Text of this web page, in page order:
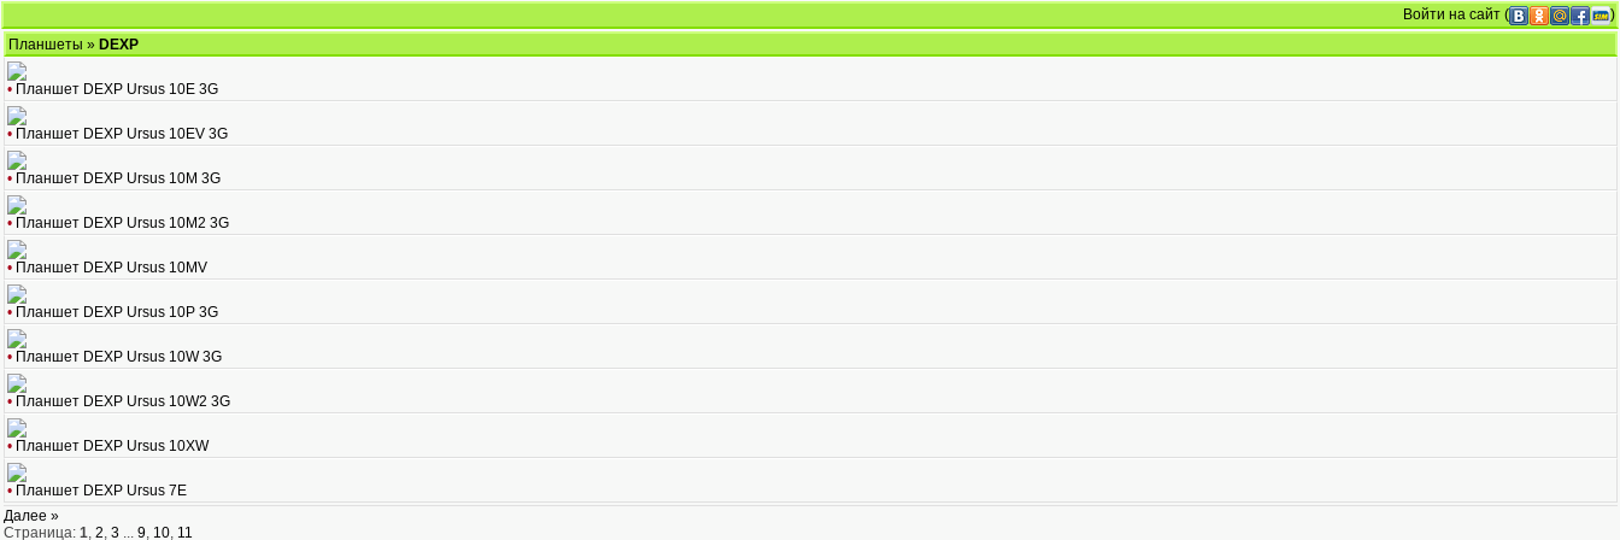
Войти на сайт (
)
Планшеты » DEXP
• Планшет DEXP Ursus 10E 3G
• Планшет DEXP Ursus 10EV 3G
• Планшет DEXP Ursus 10M 3G
• Планшет DEXP Ursus 10M2 3G
• Планшет DEXP Ursus 10MV
• Планшет DEXP Ursus 10P 3G
• Планшет DEXP Ursus 10W 3G
• Планшет DEXP Ursus 10W2 3G
• Планшет DEXP Ursus 10XW
• Планшет DEXP Ursus 7E
Далее »
Страница: 1, 2, 3 ... 9, 10, 11